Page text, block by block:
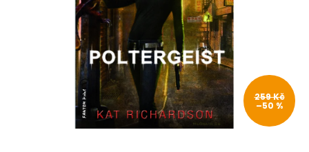
259 Kč
–50 %